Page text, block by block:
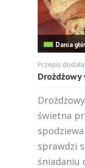
Dania
Przepis dodała
świetna
sprawdzi
śniadaniu